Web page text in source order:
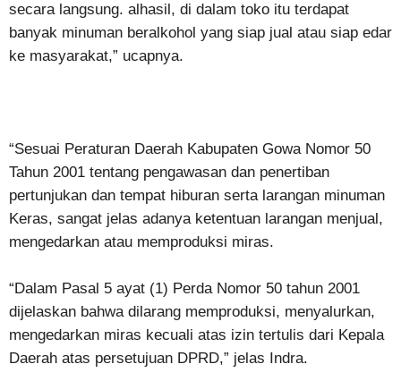
secara langsung. alhasil, di dalam toko itu terdapat
banyak minuman beralkohol yang siap jual atau siap edar
ke masyarakat,” ucapnya.
“Sesuai Peraturan Daerah Kabupaten Gowa Nomor 50
Tahun 2001 tentang pengawasan dan penertiban
pertunjukan dan tempat hiburan serta larangan minuman
Keras, sangat jelas adanya ketentuan larangan menjual,
mengedarkan atau memproduksi miras.
“Dalam Pasal 5 ayat (1) Perda Nomor 50 tahun 2001
dijelaskan bahwa dilarang memproduksi, menyalurkan,
mengedarkan miras kecuali atas izin tertulis dari Kepala
Daerah atas persetujuan DPRD,” jelas Indra.